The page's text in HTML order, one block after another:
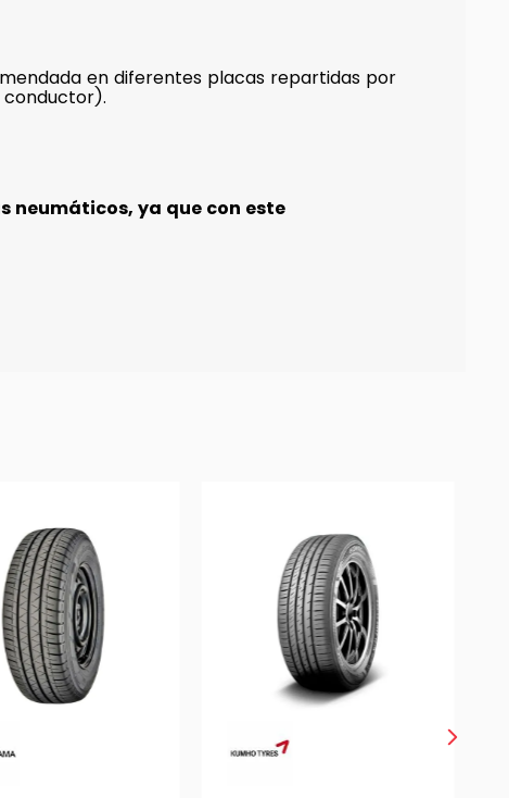
en diferentes placas repartidas por
neumáticos, ya que con este